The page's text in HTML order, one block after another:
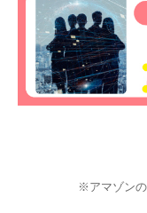
※アマゾンの